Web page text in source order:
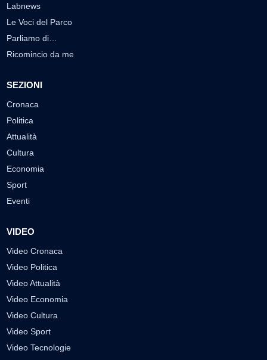
Labnews
Le Voci del Parco
Parliamo di…
Ricomincio da me
SEZIONI
Cronaca
Politica
Attualità
Cultura
Economia
Sport
Eventi
VIDEO
Video Cronaca
Video Politica
Video Attualità
Video Economia
Video Cultura
Video Sport
Video Tecnologie